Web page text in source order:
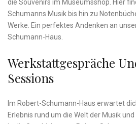
die Souvenirs im‍ Museumsshop.​ Hier⁢
Schumanns Musik ‌bis ‍hin zu
Werke. Ein ⁤perfektes Andenken an
Schumann-Haus.
Werkstattgespräche
Sessions
Im Robert-Schumann-Haus erwartet
Erlebnis rund‌ um die Welt der ⁢Musik